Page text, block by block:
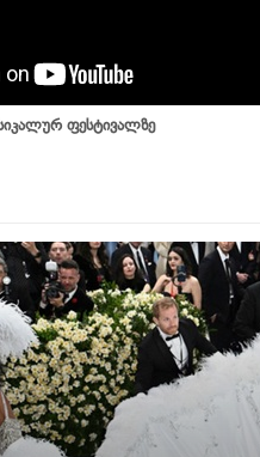
ფესტივალზე